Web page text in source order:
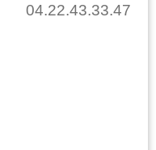
04.22.43.33.47